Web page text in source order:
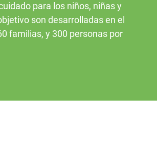
para los niños, niñas y
son desarrolladas en el
familias, y 300 personas por